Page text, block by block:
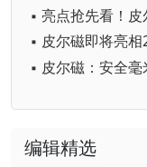
▪ 亮点抢先看！
▪ 皮尔磁即将亮
▪ 皮尔磁：安全
编辑精选